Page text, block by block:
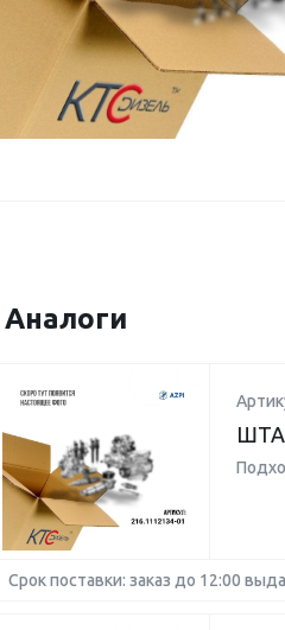
Аналоги
Срок поставки: заказ до 12:00